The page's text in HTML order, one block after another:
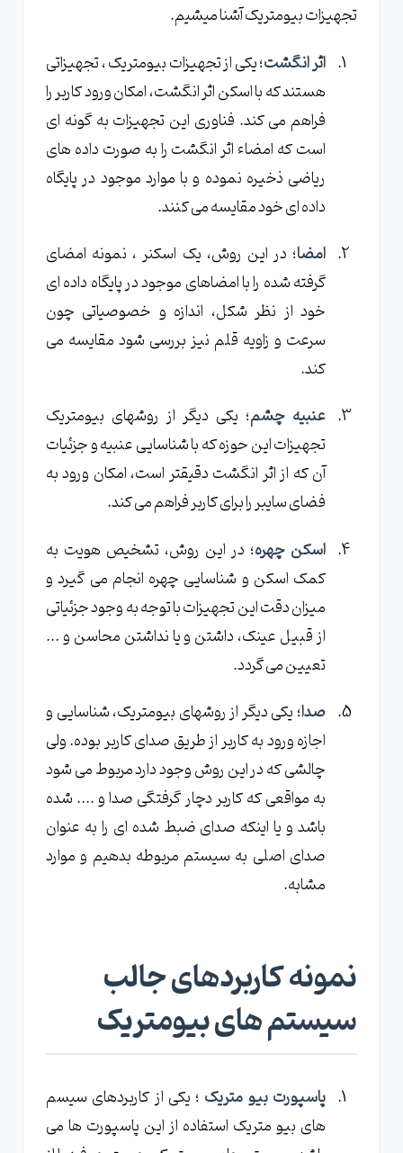
تجهیزات بیومتریک آشنا میشیم.
اثر انگشت؛ یکی از تجهیزات بیومتریک ، تجهیزاتی
هستند که با اسکن اثر انگشت، امکان ورود کاربر را
فراهم می کند. فناوری این تجهیزات به گونه ای
است که امضاء اثر انگشت را به صورت داده های
ریاضی ذخیره نموده و با موارد موجود در پایگاه
داده ای خود مقایسه می کنند.
امضا؛ در این روش، یک اسکنر ، نمونه امضای
گرفته شده را با امضاهای موجود در پایگاه داده ای
خود از نظر شکل، اندازه و خصوصیاتی چون
سرعت و زاویه قلم نیز بررسی شود مقایسه می
کند.
عنبیه چشم؛ یکی دیگر از روشهای بیومتریک
تجهیزات این حوزه که با شناسایی عنبیه و جزئیات
آن که از اثر انگشت دقیقتر است، امکان ورود به
فضای سایبر را برای کاربر فراهم می کند.
اسکن چهره؛ در این روش، تشخیص هویت به
کمک اسکن و شناسایی چهره انجام می گیرد و
میزان دقت این تجهیزات با توجه به وجود جزئیاتی
از قبیل عینک، داشتن و یا نداشتن محاسن و ...
تعیین می گردد.
صدا؛ یکی دیگر از روشهای بیومتریک، شناسایی و
اجازه ورود به کاربر از طریق صدای کاربر بوده. ولی
چالشی که در این روش وجود دارد مربوط می شود
به مواقعی که کاربر دچار گرفتگی صدا و .... شده
باشد و یا اینکه صدای ضبط شده ای را به عنوان
صدای اصلی به سیستم مربوطه بدهیم و موارد
مشابه.
نمونه کاربردهای جالب
سیستم های بیومتریک
پاسپورت بیو متریک ؛ یکی از کاربردهای سیسم
های بیو متریک استفاده از این پاسپورت ها می